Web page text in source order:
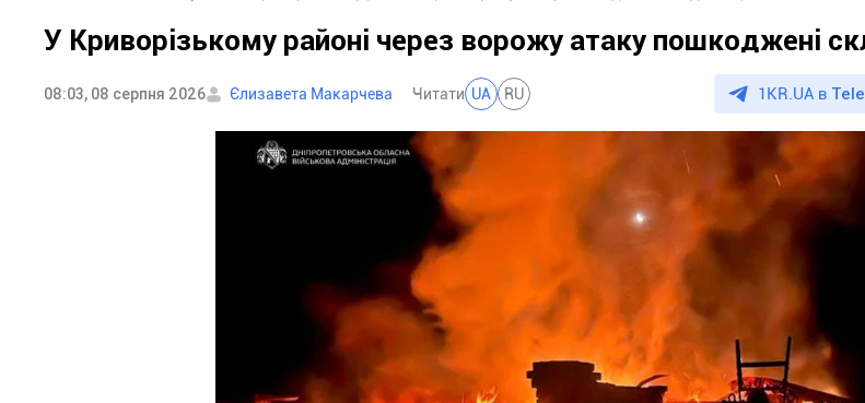
У Криворізькому районі через ворожу атаку пошкоджені
08:03, 08 серпня 2026 Єлизавета Макарчева Читати UA RU 1KR.UA в